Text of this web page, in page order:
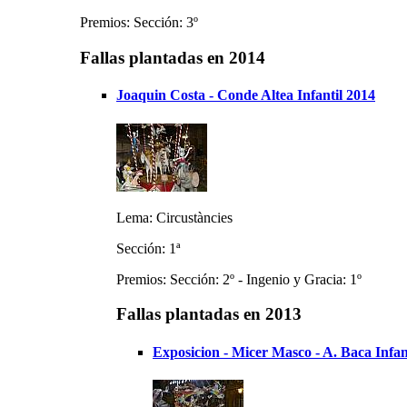
Premios: Sección: 3º
Fallas plantadas en 2014
Joaquin Costa - Conde Altea Infantil 2014
Lema: Circustàncies
Sección: 1ª
Premios: Sección: 2º - Ingenio y Gracia: 1º
Fallas plantadas en 2013
Exposicion - Micer Masco - A. Baca